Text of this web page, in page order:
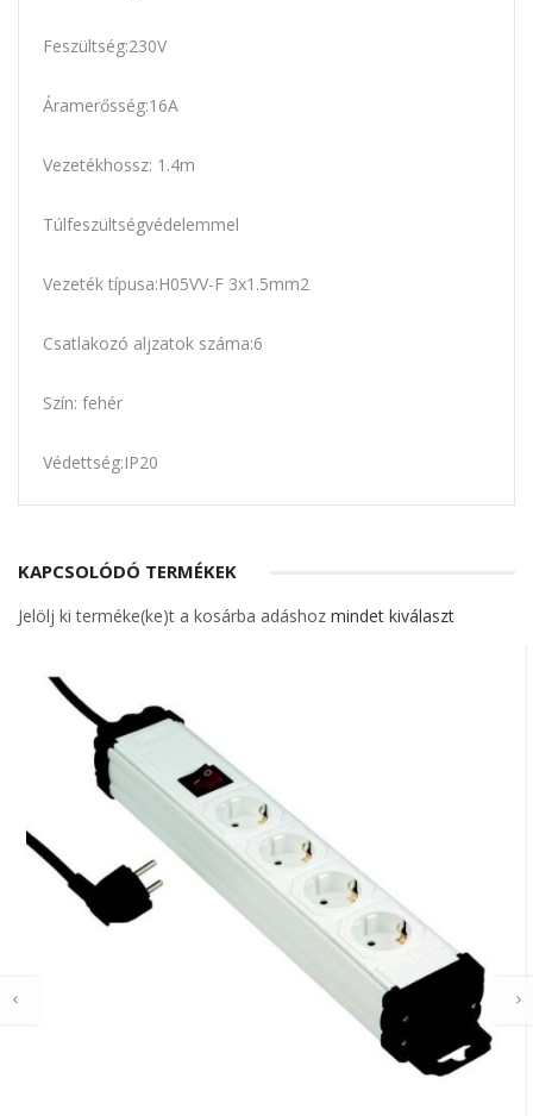
Feszültség:230V
Áramerősség:16A
Vezetékhossz: 1.4m
Túlfeszültségvédelemmel
Vezeték típusa:H05VV-F 3x1.5mm2
Csatlakozó aljzatok száma:6
Szín: fehér
Védettség:IP20
KAPCSOLÓDÓ TERMÉKEK
Jelölj ki terméke(ke)t a kosárba adáshoz mindet kiválaszt